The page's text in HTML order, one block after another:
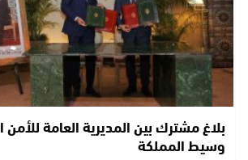
بلاغ مشترك بين المديرية العامة
وسيط المملكة